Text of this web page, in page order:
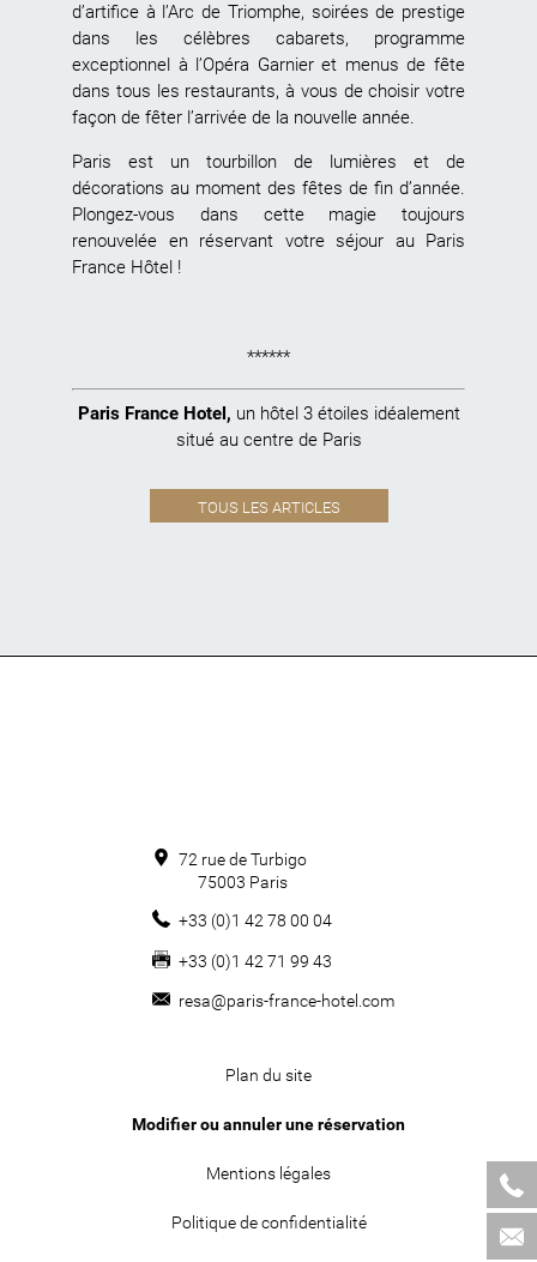
d’artifice à l’Arc de Triomphe, soirées de prestige
dans les célèbres cabarets, programme
exceptionnel à l’Opéra Garnier et menus de fête
dans tous les restaurants, à vous de choisir votre
façon de fêter l’arrivée de la nouvelle année.
Paris est un tourbillon de lumières et de
décorations au moment des fêtes de fin d’année.
Plongez-vous dans cette magie toujours
renouvelée en réservant votre séjour au Paris
France Hôtel !
******
Paris France Hotel, un hôtel 3 étoiles idéalement
situé au centre de Paris
TOUS LES ARTICLES
72 rue de Turbigo
75003 Paris
+33 (0)1 42 78 00 04
+33 (0)1 42 71 99 43
resa@paris-france-hotel.com
Plan du site
Modifier ou annuler une réservation
Mentions légales
Politique de confidentialité